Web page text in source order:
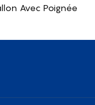
Avec Poignée